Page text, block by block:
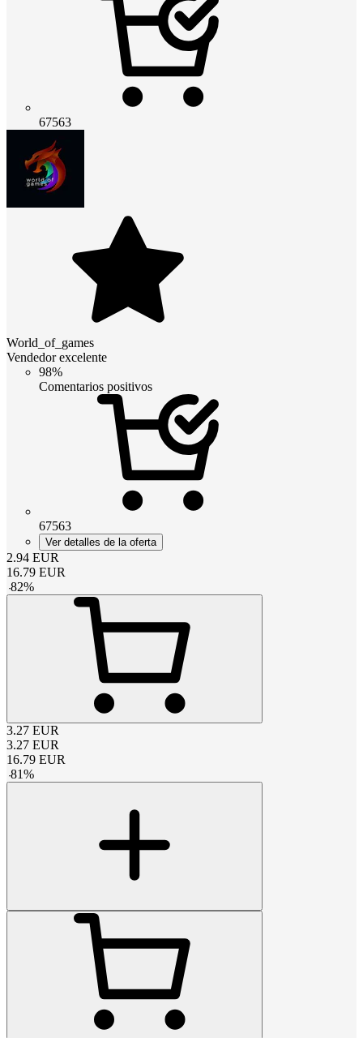
67563
World_of_games
Vendedor excelente
98%
Comentarios positivos
67563
Ver detalles de la oferta
2.94 EUR
16.79 EUR
-82%
3.27 EUR
3.27 EUR
16.79 EUR
-81%